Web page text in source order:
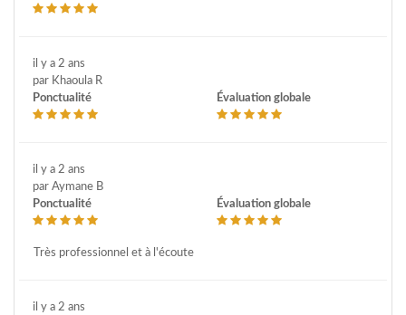
il y a 2 ans
par Khaoula R
Ponctualité
Évaluation globale
il y a 2 ans
par Aymane B
Ponctualité
Évaluation globale
Très professionnel et à l'écoute
il y a 2 ans